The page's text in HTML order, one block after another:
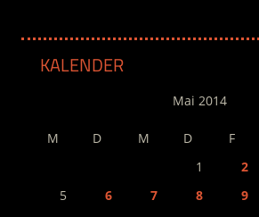
KALENDER
Mai 2014
M D M D F
1
2
5
6 7 8 9